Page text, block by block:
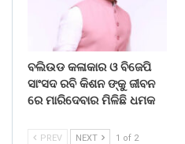
ବଲିଉଡ କଳାକାର ଓ ବିଜେପି
ସାଂସଦ ରବି କିଶନ ଙ୍କୁ ଜୀବନ
ରେ ମାରିଦେବାର ମିଳିଛି ଧମକ
PREV NEXT 1 of 2